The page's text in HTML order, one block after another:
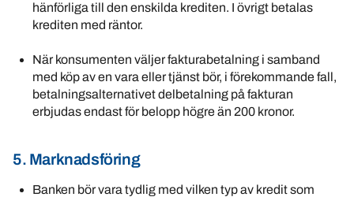
hänförliga till den enskilda krediten. I övrigt betalas
krediten med räntor.
När konsumenten väljer fakturabetalning i samband
med köp av en vara eller tjänst bör, i förekommande fall,
betalningsalternativet delbetalning på fakturan
erbjudas endast för belopp högre än 200 kronor.
5. Marknadsföring
Banken bör vara tydlig med vilken typ av kredit som